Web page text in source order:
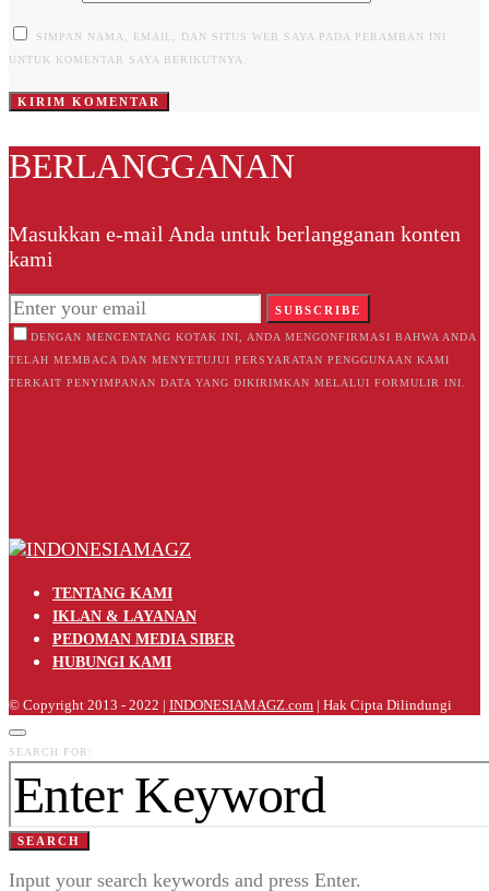
SIMPAN NAMA, EMAIL, DAN SITUS WEB SAYA PADA PERAMBAN INI
UNTUK KOMENTAR SAYA BERIKUTNYA.
BERLANGGANAN
Masukkan e-mail Anda untuk berlangganan konten
kami
SUBSCRIBE
DENGAN MENCENTANG KOTAK INI, ANDA MENGONFIRMASI BAHWA ANDA
TELAH MEMBACA DAN MENYETUJUI PERSYARATAN PENGGUNAAN KAMI
TERKAIT PENYIMPANAN DATA YANG DIKIRIMKAN MELALUI FORMULIR INI.
TENTANG KAMI
IKLAN & LAYANAN
PEDOMAN MEDIA SIBER
HUBUNGI KAMI
© Copyright 2013 - 2022 | INDONESIAMAGZ.com | Hak Cipta Dilindungi
SEARCH FOR:
SEARCH
Input your search keywords and press Enter.